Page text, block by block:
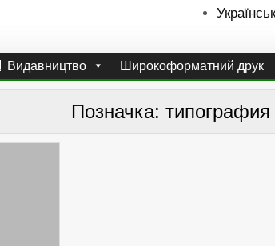
Видавництво Широкоформатний друк
Позначка:типография